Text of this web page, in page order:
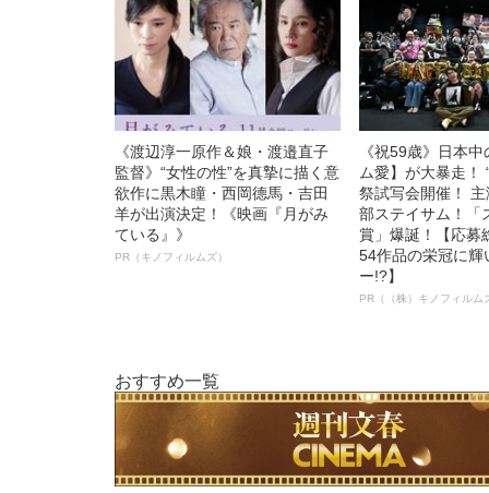
《渡辺淳一原作＆娘・渡邉直子
監督》“女性の性”を真摯に描く意
欲作に黒木瞳・西岡德馬・吉田
羊が出演決定！《映画『月がみ
ている』》
PR（キノフィルムズ）
《祝59歳》日本
ム愛】が大暴走！
祭試写会開催！
部ステイサム！「
賞」爆誕！【応募
54作品の栄冠に輝
ー!?】
PR（（株）キノフィルム
おすすめ一覧